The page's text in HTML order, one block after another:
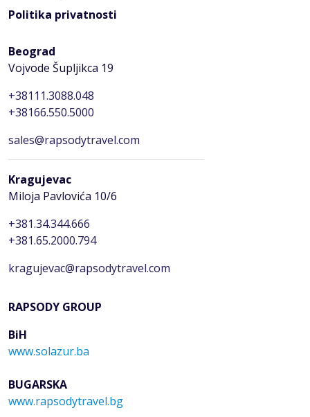
Politika privatnosti
Beograd
Vojvode Šupljikca 19
+38111.3088.048
+38166.550.5000
sales@rapsodytravel.com
Kragujevac
Miloja Pavlovića 10/6
+381.34.344.666
+381.65.2000.794
kragujevac@rapsodytravel.com
RAPSODY GROUP
BiH
www.solazur.ba
BUGARSKA
www.rapsodytravel.bg